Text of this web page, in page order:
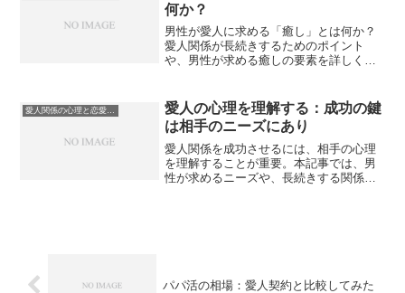
何か？
男性が愛人に求める「癒し」とは何か？
愛人関係が長続きするためのポイント
や、男性が求める癒しの要素を詳しく解
愛人関係の心理と恋愛感情
愛人の心理を理解する：成功の鍵
は相手のニーズにあり
愛人関係を成功させるには、相手の心理
を理解することが重要。本記事では、男
性が求めるニーズや、長続きする関係を
パパ活の相場：愛人契約と比較してみた